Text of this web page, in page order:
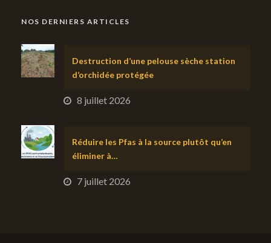
NOS DERNIERS ARTICLES
Destruction d’une pelouse sèche station
d’orchidée protégée
8 juillet 2026
Réduire les Pfas à la source plutôt qu’en
éliminer à…
7 juillet 2026